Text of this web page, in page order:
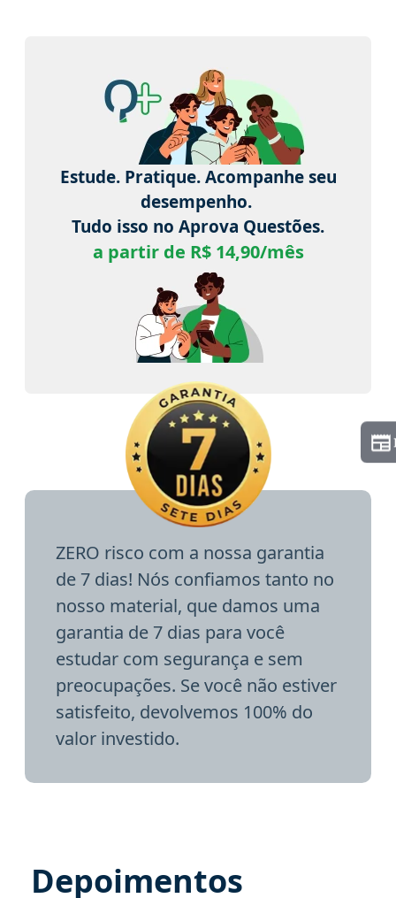
Estude. Pratique. Acompanhe seu
desempenho.
Tudo isso no Aprova Questões.
a partir de R$ 14,90/mês
ZERO risco com a nossa garantia
de 7 dias! Nós confiamos tanto no
nosso material, que damos uma
garantia de 7 dias para você
estudar com segurança e sem
preocupações. Se você não estiver
satisfeito, devolvemos 100% do
valor investido.
Depoimentos